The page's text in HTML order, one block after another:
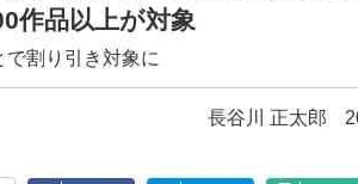
作品以上が対象
割り引き対象に
長谷川 正太郎